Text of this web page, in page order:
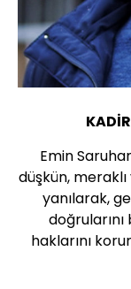
Emin
düşkün,
yanılarak,
haklarını